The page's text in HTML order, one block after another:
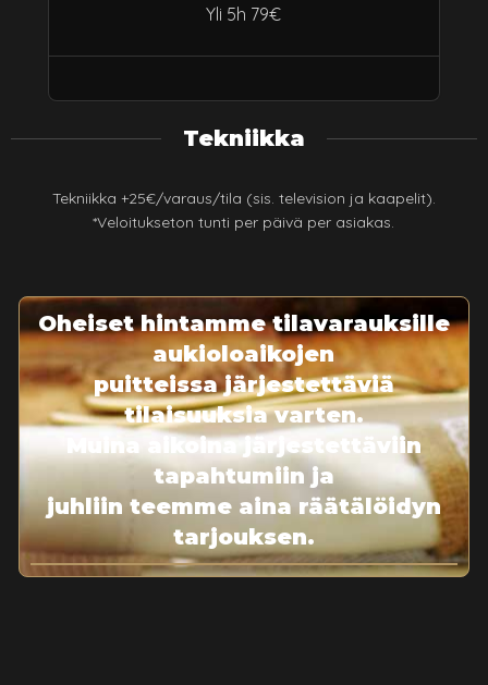
Oheiset hintamme tilavarauksille
aukioloaikojen
puitteissa järjestettäviä
tilaisuuksia varten.
Muina aikoina järjestettäviin
tapahtumiin ja
juhliin teemme aina räätälöidyn
tarjouksen.
Yli 5h 79€
Tekniikka
Tekniikka +25€/varaus/tila (sis. television ja kaapelit).
*Veloitukseton tunti per päivä per asiakas.